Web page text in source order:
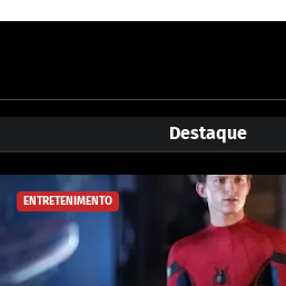
Destaque
ENTRETENIMENTO